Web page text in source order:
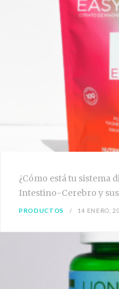
¿Cómo está tu sistema
Intestino-Cerebro y sus
PRODUCTOS 14 ENERO,